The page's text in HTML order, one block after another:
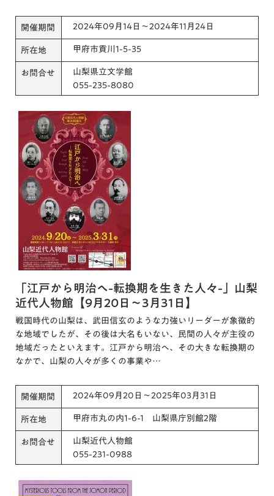
開催期間 2024年09月14日～2024年11月24日
所在地 甲府市貢川1-5-35
お問合せ
山梨県立文学館
055-235-8080
「江戸から明治へ-転換期を生きた人々-」山梨
近代人物館【9月20日～3月31日】
戦国時代の山梨は、武田信玄のような力強いリーダーが象徴的
な地域でしたが、その後は大名もいない、民間の人々が主役の
地域だったといえます。江戸から明治へ、その大きな転換期の
なかで、山梨の人々が多くの事業や…
開催期間 2024年09月20日～2025年03月31日
所在地 甲府市丸の内1-6-1 山梨県庁別館2階
お問合せ
山梨近代人物館
055-231-0988